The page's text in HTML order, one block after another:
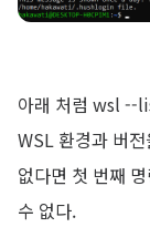
아래 처럼 wsl --
WSL 환경과 버
없다면 첫 번째
수 없다.